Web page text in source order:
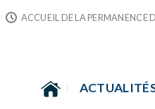
ACCUEIL DE LA PERMANENCE